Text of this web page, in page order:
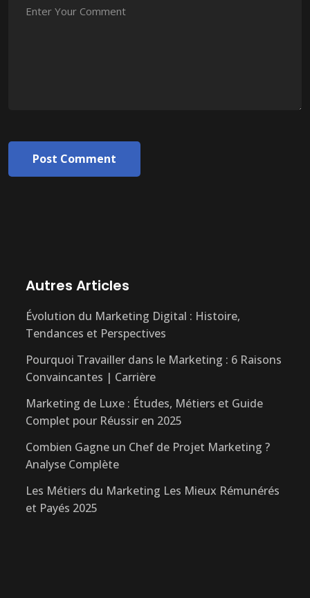
Post Comment
Autres Articles
Évolution du Marketing Digital : Histoire,
Tendances et Perspectives
Pourquoi Travailler dans le Marketing : 6 Raisons
Convaincantes | Carrière
Marketing de Luxe : Études, Métiers et Guide
Complet pour Réussir en 2025
Combien Gagne un Chef de Projet Marketing ?
Analyse Complète
Les Métiers du Marketing Les Mieux Rémunérés
et Payés 2025